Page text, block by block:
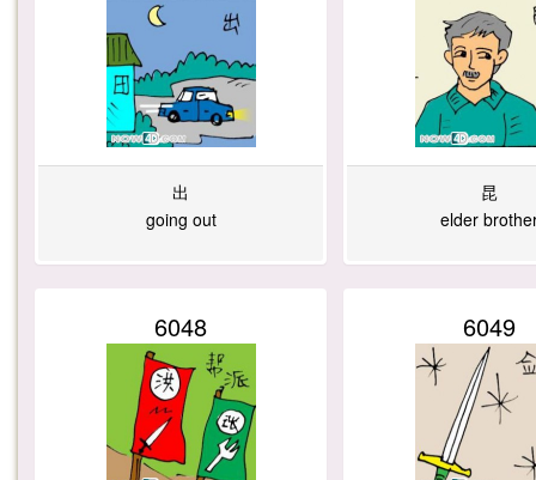
出
going out
昆
elder
6048 6049